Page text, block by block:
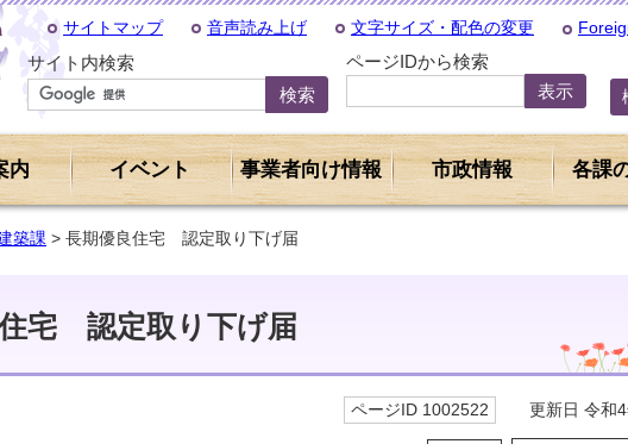
サイトマップ 音声読み上げ 文字サイズ・配色の変更
サイト内検索 ページIDから検索
内 イベント 事業者向け情報 市政情報 各課
築課 > 長期優良住宅 認定取り下げ届
宅 認定取り下げ届
ページID 1002522 更新日 令和4